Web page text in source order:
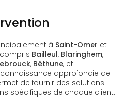
à Saint-Omer et
Bailleul, Blaringhem,
, Béthune, et
connaissance approfondie de
de fournir des solutions
spécifiques de chaque client.